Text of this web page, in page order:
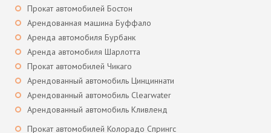
Прокат автомобилей Бостон
Арендованная машина Буффало
Аренда автомобиля Бурбанк
Аренда автомобиля Шарлотта
Прокат автомобилей Чикаго
Арендованный автомобиль Цинциннати
Арендованный автомобиль Clearwater
Арендованный автомобиль Кливленд
Прокат автомобилей Колорадо Спрингс